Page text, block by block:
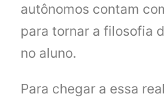
autônomos contam
para tornar a filosofia
no aluno.
Para chegar a essa